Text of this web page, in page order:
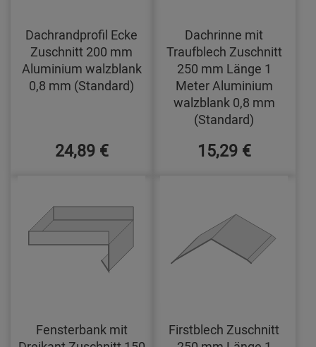
Dachrandprofil Ecke
Zuschnitt 200 mm
Aluminium walzblank
0,8 mm (Standard)
24,89 €
Dachrinne mit
Traufblech Zuschnitt
250 mm Länge 1
Meter Aluminium
walzblank 0,8 mm
(Standard)
15,29 €
Fensterbank mit
Firstblech Zuschnitt